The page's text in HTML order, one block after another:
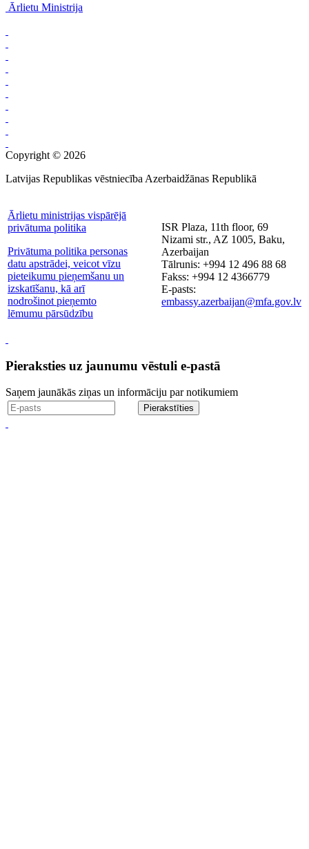
Ārlietu Ministrija
Copyright © 2026
Latvijas Republikas vēstniecība Azerbaidžānas Republikā
Ārlietu ministrijas vispārējā
privātuma politika
Privātuma politika personas
datu apstrādei, veicot vīzu
pieteikumu pieņemšanu un
izskatīšanu, kā arī
nodrošinot pieņemto
lēmumu pārsūdzību
ISR Plaza, 11th floor, 69
Nizami str., AZ 1005, Baku,
Azerbaijan
Tālrunis: +994 12 496 88 68
Fakss: +994 12 4366779
E-pasts:
embassy.azerbaijan@mfa.gov.lv
Pieraksties uz jaunumu vēstuli e-pastā
Saņem jaunākās ziņas un informāciju par notikumiem